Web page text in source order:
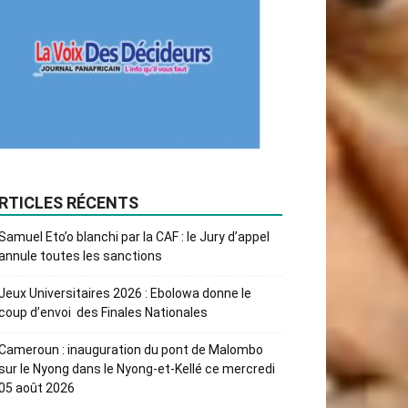
RÉCENTS
Eto’o blanchi par la CAF : le Jury d’appel
toutes les sanctions
Universitaires 2026 : Ebolowa donne le
d’envoi des Finales Nationales
: inauguration du pont de Malombo
le Nyong dans le Nyong-et-Kellé ce mercredi
août 2026